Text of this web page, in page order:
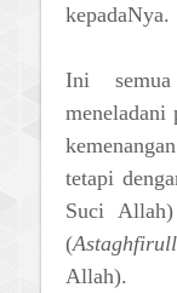
kepadaNya.
Ini
meneladani
tetapi
Suci
(
Allah).